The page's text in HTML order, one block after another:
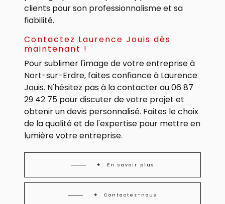
clients pour son professionnalisme et sa
fiabilité.
Contactez Laurence Jouis dès
maintenant !
Pour sublimer l'image de votre entreprise à
Nort-sur-Erdre, faites confiance à Laurence
Jouis. N'hésitez pas à la contacter au 06 87
29 42 75 pour discuter de votre projet et
obtenir un devis personnalisé. Faites le choix
de la qualité et de l'expertise pour mettre en
lumière votre entreprise.
En savoir plus
Contactez-nous